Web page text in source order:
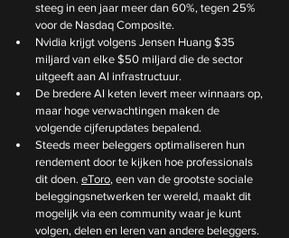
steeg in een jaar meer dan 60%, tegen 25%
voor de Nasdaq Composite.
Nvidia krijgt volgens Jensen Huang $35
miljard van elke $50 miljard die de sector
uitgeeft aan AI infrastructuur.
De bredere AI keten levert meer winnaars op,
maar hoge verwachtingen maken de
volgende cijferupdates bepalend.
Steeds meer beleggers optimaliseren hun
rendement door te kijken hoe professionals
dit doen. eToro, een van de grootste sociale
beleggingsnetwerken ter wereld, maakt dit
mogelijk via een community waar je kunt
volgen, delen en leren van andere beleggers.